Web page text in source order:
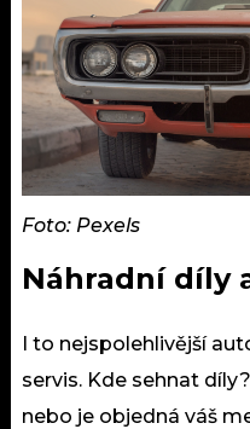
Foto: Pexels
Náhradní díly
I to nejspolehlivější
servis. Kde sehnat
nebo je objedná váš